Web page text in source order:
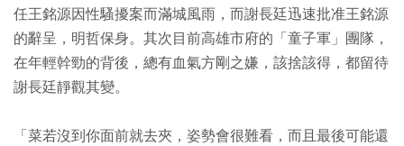
任王銘源因性騷擾案而滿城風雨，而謝長廷迅速批准王銘源
的辭呈，明哲保身。其次目前高雄市府的「童子軍」團隊，
在年輕幹勁的背後，總有血氣方剛之嫌，該捨該得，都留待
謝長廷靜觀其變。
「菜若沒到你面前就去夾，姿勢會很難看，而且最後可能還